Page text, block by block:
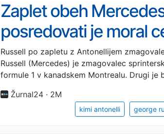
Zaplet obeh
posredovati je moral
Russell po zapletu z Antonellijem
Russell (Mercedes) je zmagovalec
formule 1 v kanadskem Montrealu. Drugi
Žurnal24 · 2M
kimi antonelli george